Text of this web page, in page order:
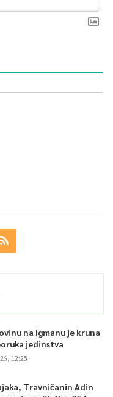
na Igmanu je kruna
jedinstva
12:25
Travničanin Adin